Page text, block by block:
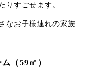
りすごせます。
なお子様連れの家族
（59㎡）